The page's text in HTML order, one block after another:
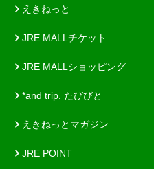
えきねっと
JRE MALLチケット
JRE MALLショッピング
*and trip. たびびと
えきねっとマガジン
JRE POINT